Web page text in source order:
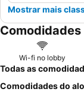
Mostrar mais
Wi-fi no lobby
Todas as
Comodidades do